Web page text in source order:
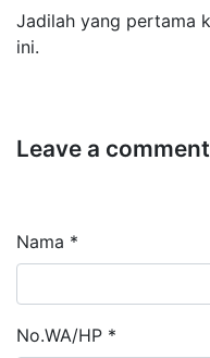
Jadilah yang pertama
ini.
Leave a comment
Nama *
No.WA/HP *